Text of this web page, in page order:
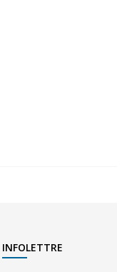
INFOLETTRE